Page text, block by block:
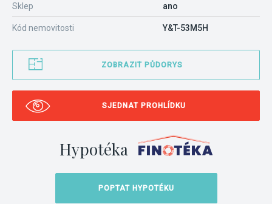
Sklep ano
Kód nemovitosti Y&T-53M5H
ZOBRAZIT PŮDORYS
SJEDNAT PROHLÍDKU
Hypotéka
POPTAT HYPOTÉKU